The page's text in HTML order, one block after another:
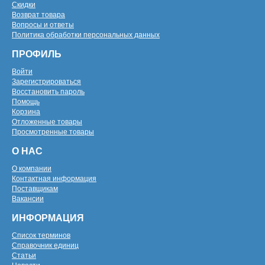
Скидки
Возврат товара
Вопросы и ответы
Политика обработки персональных данных
ПРОФИЛЬ
Войти
Зарегистрироваться
Восстановить пароль
Помощь
Корзина
Отложенные товары
Просмотренные товары
О НАС
О компании
Контактная информация
Поставщикам
Вакансии
ИНФОРМАЦИЯ
Список терминов
Справочник единиц
Статьи